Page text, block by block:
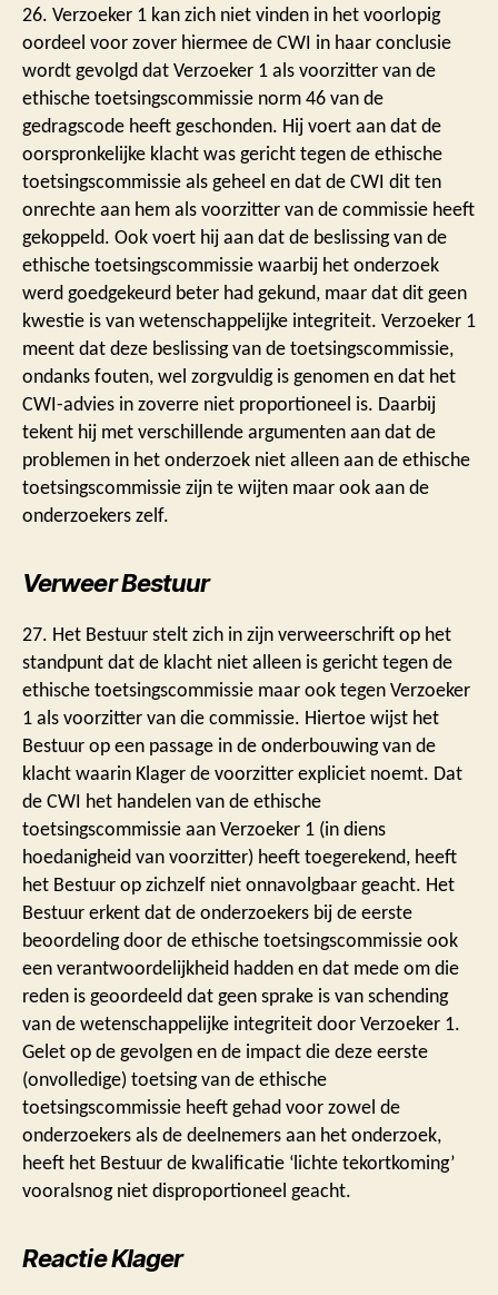
26. Verzoeker 1 kan zich niet vinden in het voorlopig
oordeel voor zover hiermee de CWI in haar conclusie
wordt gevolgd dat Verzoeker 1 als voorzitter van de
ethische toetsingscommissie norm 46 van de
gedragscode heeft geschonden. Hij voert aan dat de
oorspronkelijke klacht was gericht tegen de ethische
toetsingscommissie als geheel en dat de CWI dit ten
onrechte aan hem als voorzitter van de commissie heeft
gekoppeld. Ook voert hij aan dat de beslissing van de
ethische toetsingscommissie waarbij het onderzoek
werd goedgekeurd beter had gekund, maar dat dit geen
kwestie is van wetenschappelijke integriteit. Verzoeker 1
meent dat deze beslissing van de toetsingscommissie,
ondanks fouten, wel zorgvuldig is genomen en dat het
CWI-advies in zoverre niet proportioneel is. Daarbij
tekent hij met verschillende argumenten aan dat de
problemen in het onderzoek niet alleen aan de ethische
toetsingscommissie zijn te wijten maar ook aan de
onderzoekers zelf.
Verweer Bestuur
27. Het Bestuur stelt zich in zijn verweerschrift op het
standpunt dat de klacht niet alleen is gericht tegen de
ethische toetsingscommissie maar ook tegen Verzoeker
1 als voorzitter van die commissie. Hiertoe wijst het
Bestuur op een passage in de onderbouwing van de
klacht waarin Klager de voorzitter expliciet noemt. Dat
de CWI het handelen van de ethische
toetsingscommissie aan Verzoeker 1 (in diens
hoedanigheid van voorzitter) heeft toegerekend, heeft
het Bestuur op zichzelf niet onnavolgbaar geacht. Het
Bestuur erkent dat de onderzoekers bij de eerste
beoordeling door de ethische toetsingscommissie ook
een verantwoordelijkheid hadden en dat mede om die
reden is geoordeeld dat geen sprake is van schending
van de wetenschappelijke integriteit door Verzoeker 1.
Gelet op de gevolgen en de impact die deze eerste
(onvolledige) toetsing van de ethische
toetsingscommissie heeft gehad voor zowel de
onderzoekers als de deelnemers aan het onderzoek,
heeft het Bestuur de kwalificatie ‘lichte tekortkoming’
vooralsnog niet disproportioneel geacht.
Reactie Klager